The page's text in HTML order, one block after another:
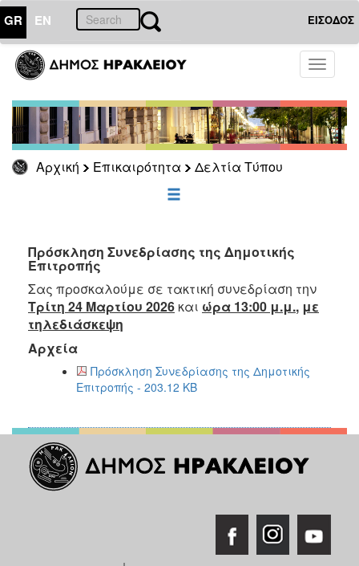
GR EN ΕΙΣΟΔΟΣ
Toggle
Αρχική Επικαιρότητα Δελτία Τύπου
ΕΠΙΚΑΙΡΟΤΗΤΑ
Τύπου
Αρχείο
ΕΠΙΣΚΕΠΤΗΣ
ΗΡΑΚΛΕΙΟ
Πρόσκληση Συνεδρίασης της Δημοτικής
Επιτροπής
Σας προσκαλούμε σε τακτική συνεδρίαση την
Τρίτη 24 Μαρτίου 2026 και ώρα 13:00 μ.μ., με
τηλεδιάσκεψη
Αρχεία
Πρόσκληση Συνεδρίασης της Δημοτικής
Επιτροπής - 203.12 KB